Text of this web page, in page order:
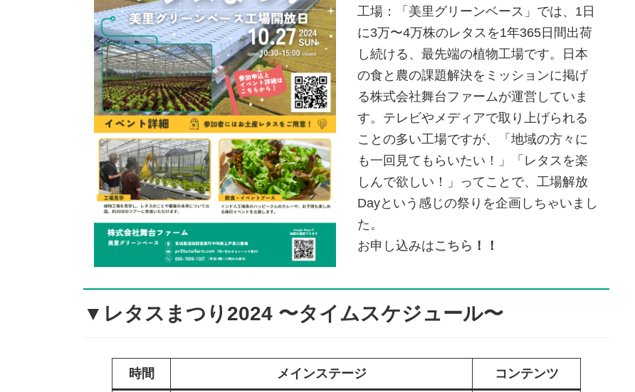
工場：「美里グリーンベース」では、1日
に3万〜4万株のレタスを1年365日間出荷
し続ける、最先端の植物工場です。日本
の食と農の課題解決をミッションに掲げ
る株式会社舞台ファームが運営していま
す。テレビやメディアで取り上げられる
ことの多い工場ですが、「地域の方々に
も一回見てもらいたい！」「レタスを楽
しんで欲しい！」ってことで、工場解放
Dayという感じの祭りを企画しちゃいまし
た。
お申し込みはこちら ！！
▼レタスまつり2024 〜タイムスケジュール〜
時間 メインステージ コンテンツ